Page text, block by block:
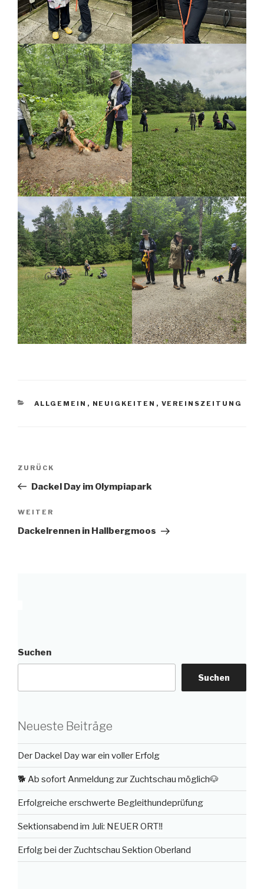
KATEGORIEN
ALLGEMEIN , NEUIGKEITEN , VEREINSZEITUNG
Beitragsnavigation
Vorheriger
Beitrag
ZURÜCK
Dackel Day im Olympiapark
Nächster
Beitrag
WEITER
Dackelrennen in Hallbergmoos
Suchen
Suchen
Neueste Beiträge
Der Dackel Day war ein voller Erfolg
🐕 Ab sofort Anmeldung zur Zuchtschau möglich🐶
Erfolgreiche erschwerte Begleithundeprüfung
Sektionsabend im Juli: NEUER ORT‼️
Erfolg bei der Zuchtschau Sektion Oberland